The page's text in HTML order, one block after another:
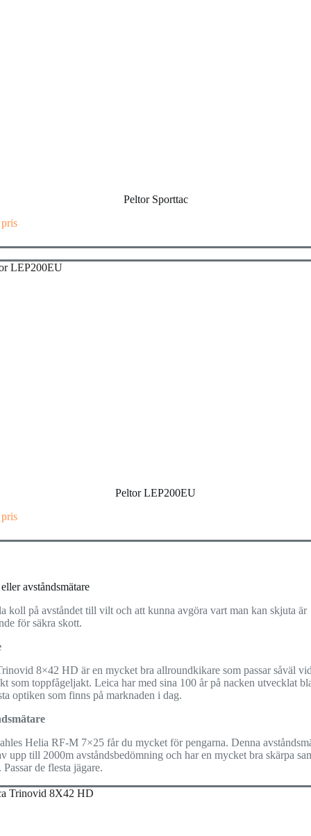
Peltor Sporttac
Peltor LEP200EU
avståndsmätare
koll på avståndet till vilt och att kunna avgöra vart man kan skjuta är
för säkra skott.
8×42 HD är en mycket bra allroundkikare som passar såväl
som toppfågeljakt. Leica har med sina 100 år på nacken utvecklat
optiken som finns på marknaden i dag.
Helia RF-M 7×25 får du mycket för pengarna. Denna
upp till 2000m avståndsbedömning och har en mycket bra skärpa
de flesta jägare.